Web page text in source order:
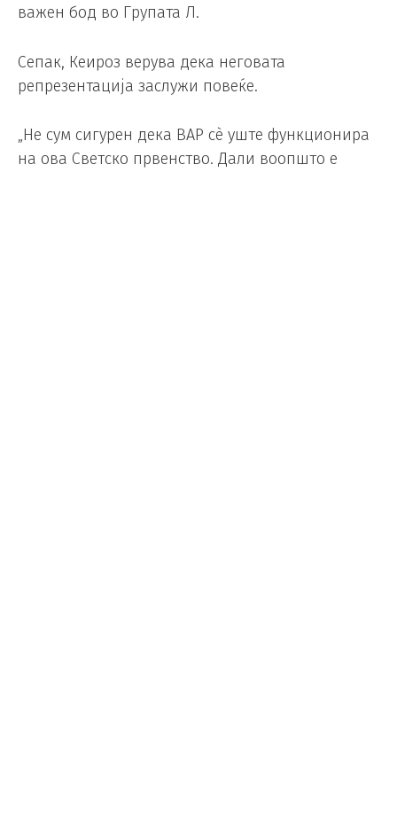
важен бод во Групата Л.
Сепак, Кеироз верува дека неговата
репрезентација заслужи повеќе.
„Не сум сигурен дека ВАР сè уште функционира
на ова Светско првенство. Дали воопшто е